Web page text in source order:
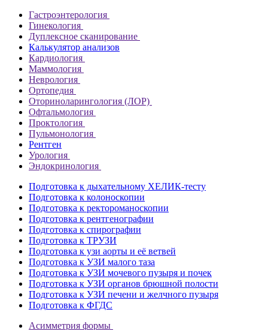
Гастроэнтерология
Гинекология
Дуплексное сканирование
Калькулятор анализов
Кардиология
Маммология
Неврология
Ортопедия
Оториноларингология (ЛОР)
Офтальмология
Проктология
Пульмонология
Рентген
Урология
Эндокринология
Подготовка к дыхательному ХЕЛИК-тесту
Подготовка к колоноскопии
Подготовка к ректороманоскопии
Подготовка к рентгенографии
Подготовка к спирографии
Подготовка к ТРУЗИ
Подготовка к узи аорты и её ветвей
Подготовка к УЗИ малого таза
Подготовка к УЗИ мочевого пузыря и почек
Подготовка к УЗИ органов брюшной полости
Подготовка к УЗИ печени и желчного пузыря
Подготовка к ФГДС
Асимметрия формы